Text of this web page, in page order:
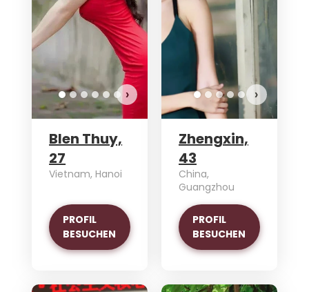
›
Blen Thuy,
27
Vietnam, Hanoi
PROFIL
BESUCHEN
›
Zhengxin,
43
China,
Guangzhou
PROFIL
BESUCHEN